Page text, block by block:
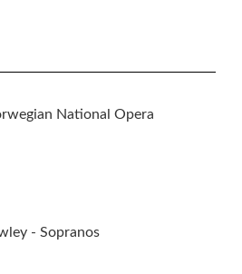
National Opera
- Sopranos